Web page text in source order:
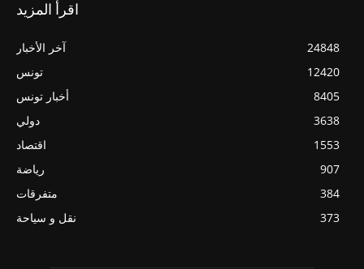
اقرأ المزيد
آخر الأخبار
24848
تونس
12420
أخبار تونس
8405
دولي
3638
اقتصاد
1553
رياضة
907
متفرقات
384
نقل و سياحة
373